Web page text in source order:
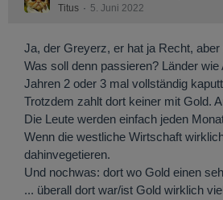
Titus 5. Juni 2022
Ja, der Greyerz, er hat ja Recht,
Was soll denn passieren? Länder
Jahren 2 oder 3 mal vollständig
Trotzdem zahlt dort keiner mit Gold.
Die Leute werden einfach jeden
Wenn die westliche Wirtschaft
dahinvegetieren.
Und nochwas: dort wo Gold einen
... überall dort war/ist Gold wirklich